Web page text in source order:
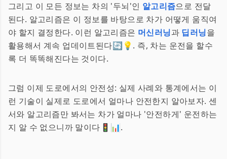
그리고 이 모든 정보는 차의 '두뇌'인 알고리즘으로 전달
된다. 알고리즘은 이 정보를 바탕으로 차가 어떻게 움직여
야 할지 결정한다. 이런 알고리즘은 머신러닝과 딥러닝을
활용해서 계속 업데이트된다🔄💡. 즉, 차는 운전을 할수
록 더 똑똑해진다는 것이다.
그럼 이제 도로에서의 안전성: 실제 사례와 통계에서는 이
런 기술이 실제로 도로에서 얼마나 안전한지 알아보자. 센
서와 알고리즘만 봐서는 차가 얼마나 '안전하게' 운전하는
지 알 수 없으니까 말이다🚦📊.